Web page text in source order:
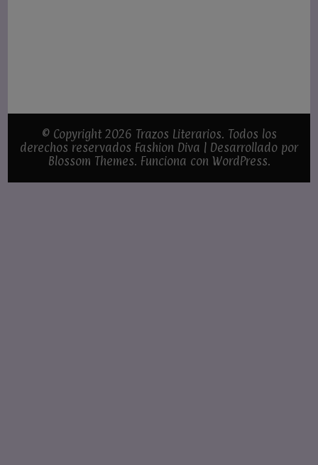
© Copyright 2026 Trazos Literarios. Todos los
derechos reservados Fashion Diva | Desarrollado por
Blossom Themes. Funciona con WordPress.